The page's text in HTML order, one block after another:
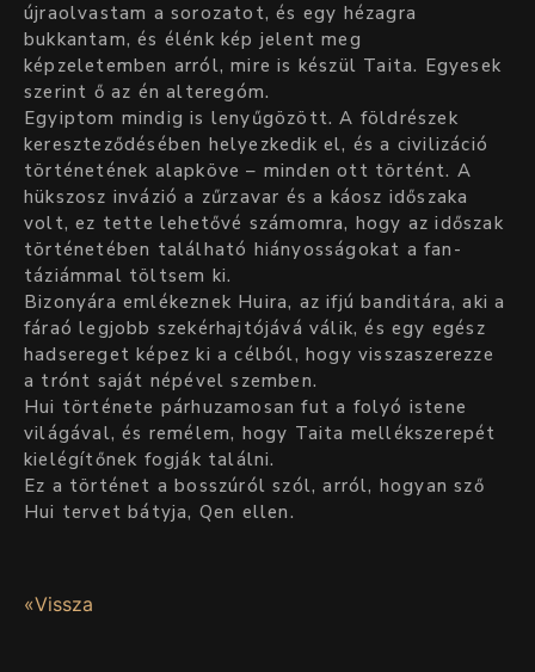
újraolvastam a sorozatot, és egy hézagra
bukkantam, és élénk kép jelent meg
képzeletemben arról, mire is készül Taita. Egyesek
szerint ő az én alteregóm.
Egyiptom mindig is lenyűgözött. A földrészek
kereszteződésében helyezkedik el, és a civilizáció
történetének alapköve – minden ott történt. A
hükszosz invázió a zűrzavar és a káosz időszaka
volt, ez tette lehetővé számomra, hogy az időszak
történetében található hiányosságokat a fan-
táziámmal töltsem ki.
Bizonyára emlékeznek Huira, az ifjú banditára, aki a
fáraó legjobb szekérhajtójává válik, és egy egész
hadsereget képez ki a célból, hogy visszaszerezze
a trónt saját népével szemben.
Hui története párhuzamosan fut a folyó istene
világával, és remélem, hogy Taita mellékszerepét
kielégítőnek fogják találni.
Ez a történet a bosszúról szól, arról, hogyan sző
Hui tervet bátyja, Qen ellen.
«Vissza